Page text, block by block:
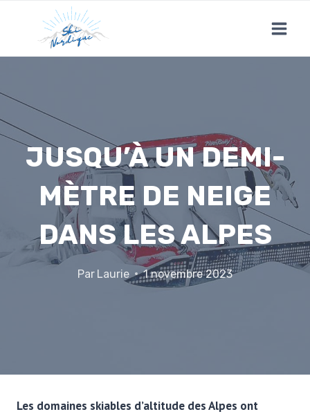
content
JUSQU’À UN DEMI-
MÈTRE DE NEIGE
DANS LES ALPES
Par Laurie 1 novembre 2023
Les domaines skiables d’altitude des Alpes ont